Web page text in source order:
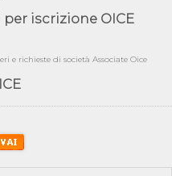
da elenchi professionisti
Buildings Competition -
di fattibilità da
2020-2026: procedimenti
non equivale ad
iscrizione OICE
e richieste di società Associate Oice